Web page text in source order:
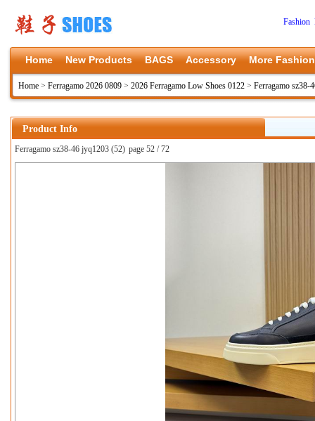
Fashion
Home New Products BAGS Accessory More Fashion
Home > Ferragamo 2026 0809 > 2026 Ferragamo Low Shoes 0122 > Ferragamo sz38-
Product Info
Ferragamo sz38-46 jyq1203 (52) page 52 / 72